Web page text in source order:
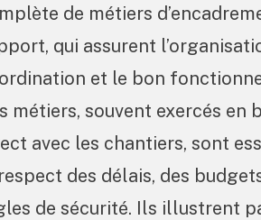
de métiers
, qui assurent
et le bon
métiers, souvent exercés en
avec les chantiers, sont
des délais, des
de sécurité. Ils illustrent